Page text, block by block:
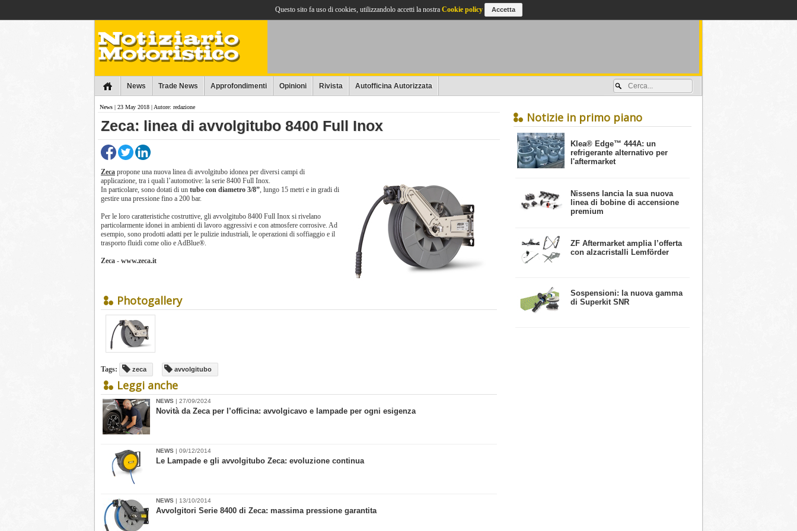
News Trade News Approfondimenti Opinioni Rivista Autofficina Autorizzata
Notizie in primo piano
​Klea® Edge™ 444A: un
refrigerante alternativo per
l'aftermarket
Nissens lancia la sua nuova
linea di bobine di accensione
premium
ZF Aftermarket amplia l’offerta
con alzacristalli Lemförder
​Sospensioni: la nuova gamma
di Superkit SNR
News | 23 May 2018 | Autore: redazione
Zeca: linea di avvolgitubo 8400 Full Inox
Zeca propone una nuova linea di avvolgitubo idonea per diversi campi di
applicazione, tra i quali l’automotive: la serie 8400 Full Inox.
In particolare, sono dotati di un tubo con diametro 3/8”, lungo 15 metri e in gradi di
gestire una pressione fino a 200 bar.
Per le loro caratteristiche costruttive, gli avvolgitubo 8400 Full Inox si rivelano
particolarmente idonei in ambienti di lavoro aggressivi e con atmosfere corrosive. Ad
esempio, sono prodotti adatti per le pulizie industriali, le operazioni di soffiaggio e il
trasporto fluidi come olio e AdBlue®.
Zeca - www.zeca.it
Photogallery
Tags: zeca avvolgitubo
Leggi anche
NEWS | 27/09/2024
​Novità da Zeca per l’officina: avvolgicavo e lampade per ogni esigenza
NEWS | 09/12/2014
Le Lampade e gli avvolgitubo Zeca: evoluzione continua
NEWS | 13/10/2014
Avvolgitori Serie 8400 di Zeca: massima pressione garantita
Questo sito fa uso di cookies, utilizzandolo accetti la nostra Cookie policy Accetta